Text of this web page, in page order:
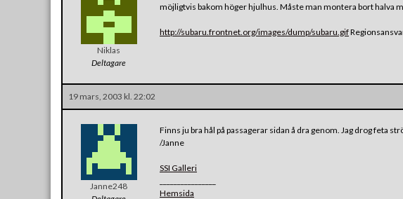
Niklas
Deltagare
möjligtvis bakom höger hjulhus. Måste man montera bort halva
http://subaru.frontnet.org/images/dump/subaru.gif
19 mars, 2003 kl. 22:02
Janne248
Finns ju bra hål på passagerar sidan å dra genom. Jag drog feta
/Janne
SSI Galleri
Hemsida